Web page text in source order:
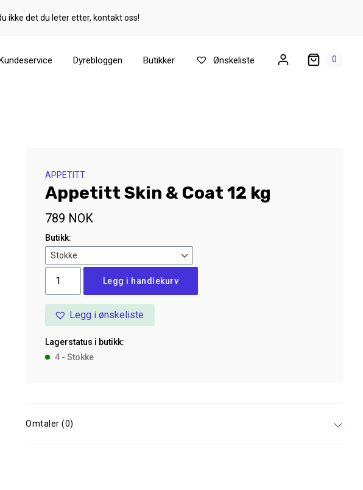
ikke det du leter etter, kontakt oss!
0
Dyrebloggen Butikker Ønskeliste
APPETITT
Appetitt Skin & Coat 12 kg
789 NOK
Butikk:
Skin
&
Coat
kg
antall
Legg i handlekurv
Legg i ønskeliste
Lagerstatus i butikk:
4 - Stokke
Omtaler (0)